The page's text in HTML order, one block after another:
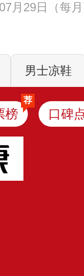
月29日（每
男士凉鞋
榜
荐
口碑